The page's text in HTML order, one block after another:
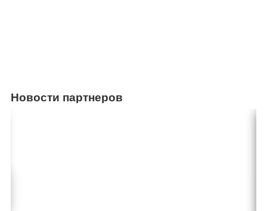
Новости партнеров